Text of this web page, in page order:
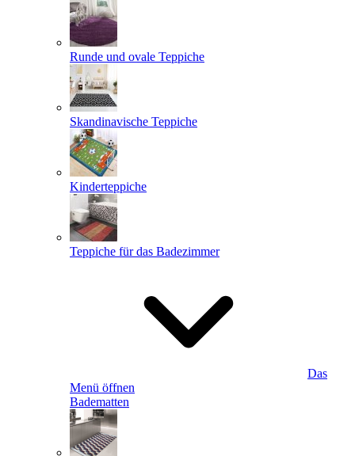
Runde und ovale Teppiche
Skandinavische Teppiche
Kinderteppiche
Teppiche für das Badezimmer
Das
Menü öffnen
Badematten